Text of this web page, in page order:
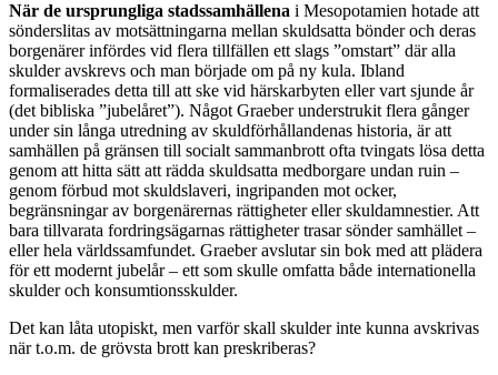
När de ursprungliga stadssamhällena i Mesopotamien hotade att
sönderslitas av motsättningarna mellan skuldsatta bönder och deras
borgenärer infördes vid flera tillfällen ett slags ”omstart” där alla
skulder avskrevs och man började om på ny kula. Ibland
formaliserades detta till att ske vid härskarbyten eller vart sjunde år
(det bibliska ”jubelåret”). Något Graeber understrukit flera gånger
under sin långa utredning av skuldförhållandenas historia, är att
samhällen på gränsen till socialt sammanbrott ofta tvingats lösa detta
genom att hitta sätt att rädda skuldsatta medborgare undan ruin –
genom förbud mot skuldslaveri, ingripanden mot ocker,
begränsningar av borgenärernas rättigheter eller skuldamnestier. Att
bara tillvarata fordringsägarnas rättigheter trasar sönder samhället –
eller hela världssamfundet. Graeber avslutar sin bok med att plädera
för ett modernt jubelår – ett som skulle omfatta både internationella
skulder och konsumtionsskulder.
Det kan låta utopiskt, men varför skall skulder inte kunna avskrivas
när t.o.m. de grövsta brott kan preskriberas?